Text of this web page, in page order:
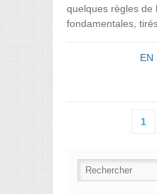
quelques règles de
fondamentales,
EN
1